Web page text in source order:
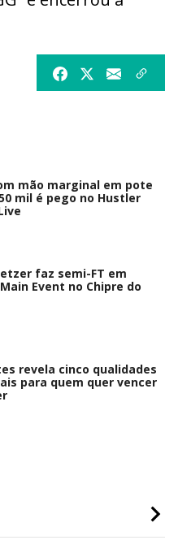
mão marginal em pote
mil é pego no Hustler
faz semi-FT em
Event no Chipre do
revela cinco qualidades
para quem quer vencer